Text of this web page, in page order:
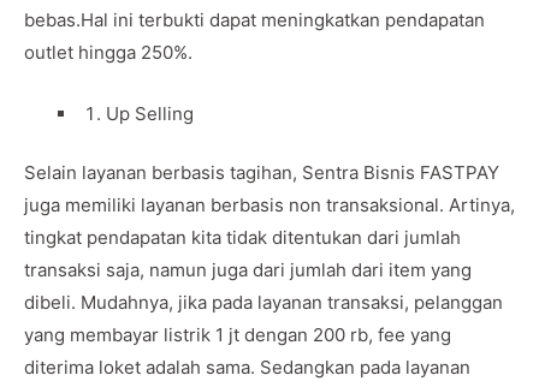
bebas.Hal ini terbukti dapat meningkatkan pendapatan
outlet hingga 250%.
Up Selling
Selain layanan berbasis tagihan, Sentra Bisnis FASTPAY
juga memiliki layanan berbasis non transaksional. Artinya,
tingkat pendapatan kita tidak ditentukan dari jumlah
transaksi saja, namun juga dari jumlah dari item yang
dibeli. Mudahnya, jika pada layanan transaksi, pelanggan
yang membayar listrik 1 jt dengan 200 rb, fee yang
diterima loket adalah sama. Sedangkan pada layanan